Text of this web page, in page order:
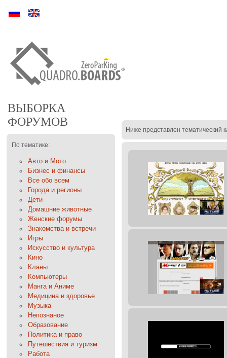
Ру En
ВЫБОРКА
ФОРУМОВ
По тематике:
Авто и Мото
Бизнес и финансы
Все обо всем
Города и регионы
Дети
Домашние животные
Женские форумы
Знакомства и встречи
Игры
Искусство и культура
Кино
Кланы
Компьютеры
Манга и Аниме
Медицина и здоровье
Музыка
Непознаное
Образование
Политика и право
Путешествия и туризм
Работа
Ниже представлен тематический